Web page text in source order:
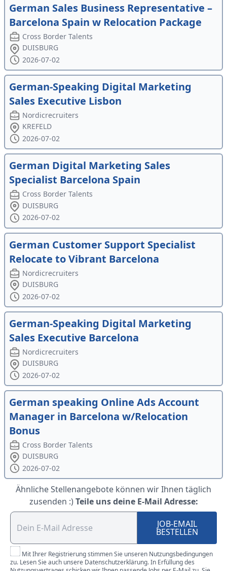
German Sales Business Representative –
Barcelona Spain w Relocation Package
Cross Border Talents
DUISBURG
2026-07-02
German-Speaking Digital Marketing
Sales Executive Lisbon
Nordicrecruiters
KREFELD
2026-07-02
German Digital Marketing Sales
Specialist Barcelona Spain
Cross Border Talents
DUISBURG
2026-07-02
German Customer Support Specialist
Relocate to Vibrant Barcelona
Nordicrecruiters
DUISBURG
2026-07-02
German-Speaking Digital Marketing
Sales Executive Barcelona
Nordicrecruiters
DUISBURG
2026-07-02
German speaking Online Ads Account
Manager in Barcelona w/Relocation
Bonus
Cross Border Talents
DUISBURG
2026-07-02
Ähnliche Stellenangebote können wir Ihnen täglich
zusenden :) Teile uns deine E-Mail Adresse:
JOB-EMAIL
BESTELLEN
Mit Ihrer Registrierung stimmen Sie unseren Nutzungsbedingungen
zu. Lesen Sie auch unsere Datenschutzerklärung. In Erfüllung des